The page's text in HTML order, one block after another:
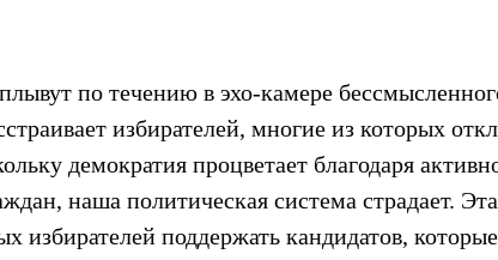
по течению в эхо-камере
избирателей, многие из которых
демократия процветает благодаря
наша политическая система страдает.
избирателей поддержать кандидатов,